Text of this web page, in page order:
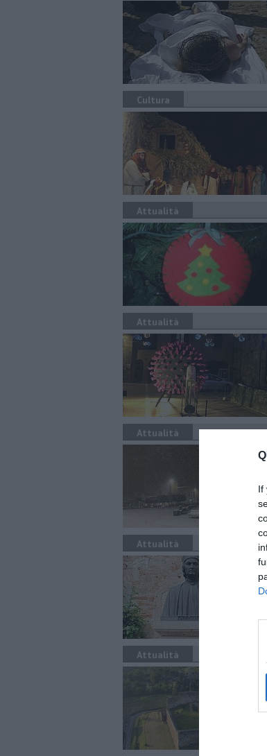
If
Cultura
Attualità
Attualità
Attualità
Attualità
Attualità